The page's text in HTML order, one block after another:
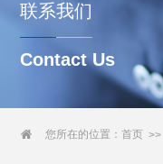
联系我们
Contact Us
 您所在的位置：首页 >>